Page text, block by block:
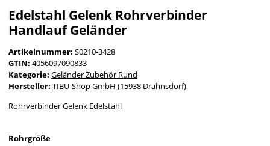
Edelstahl Gelenk Rohrverbinder
Handlauf Geländer
Artikelnummer: S0210-3428
GTIN: 4056097090833
Kategorie: Geländer Zubehör Rund
Hersteller: TIBU-Shop GmbH (15938 Drahnsdorf)
Rohrverbinder Gelenk Edelstahl
Rohrgröße